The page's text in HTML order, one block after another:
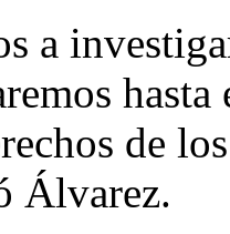
a
de
Álvarez.